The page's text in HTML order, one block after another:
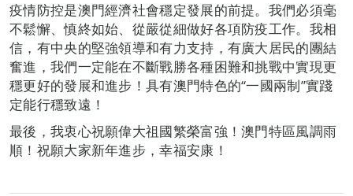
疫情防控是澳門經濟社會穩定發展的前提。我們必須毫
不鬆懈、慎終如始、從嚴從細做好各項防疫工作。我相
信，有中央的堅強領導和有力支持，有廣大居民的團結
奮進，我們一定能在不斷戰勝各種困難和挑戰中實現更
穩更好的發展和進步！具有澳門特色的“一國兩制”實踐
定能行穩致遠！
最後，我衷心祝願偉大祖國繁榮富強！澳門特區風調雨
順！祝願大家新年進步，幸福安康！